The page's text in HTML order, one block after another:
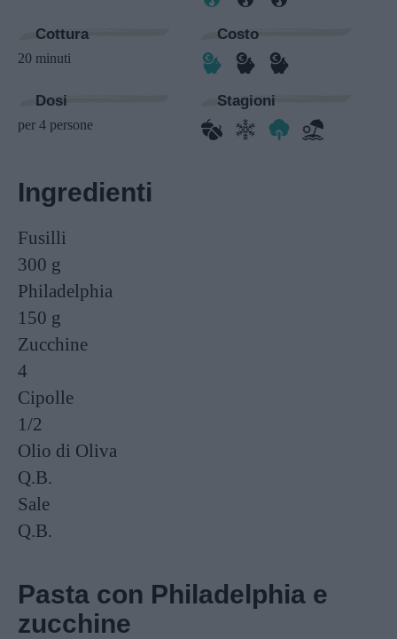
Cottura
20 minuti
Costo
Dosi
per 4 persone
Stagioni
Ingredienti
Fusilli
300 g
Philadelphia
150 g
Zucchine
4
Cipolle
1/2
Olio di Oliva
Q.B.
Sale
Q.B.
Pasta con Philadelphia e
zucchine